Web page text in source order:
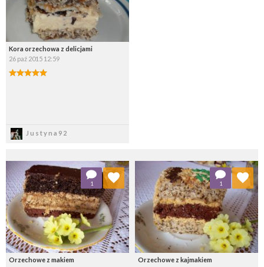
Kora orzechowa z delicjami
26 paź 2015 12:59
Justyna92
Orzechowe z makiem
1
Dodaj do ulubionych
Wybierz listę:
Orzechowe z kajmakiem
1
Dodaj do ulubionych
Wybierz listę: